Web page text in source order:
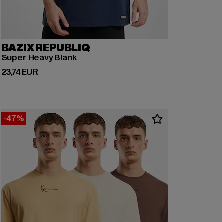
BAZIX REPUBLIQ
Super Heavy Blank
23,74 EUR
Ajankohtainen hinta: 23,74 EUR
-47%